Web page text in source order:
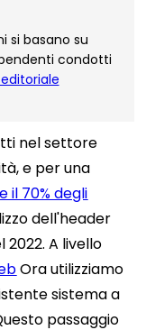
si basano su
condotti
nel settore
e per una
il 70% degli
dell'header
A livello
Ora utilizziamo
sistema a
passaggio